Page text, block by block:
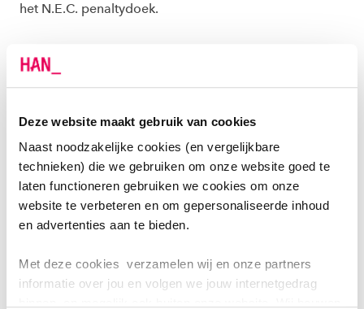
Deze website maakt gebruik van cookies
Naast noodzakelijke cookies (en vergelijkbare
technieken) die we gebruiken om onze website goed te
laten functioneren gebruiken we cookies om onze
website te verbeteren en om gepersonaliseerde inhoud
en advertenties aan te bieden.
Met deze cookies verzamelen wij en onze partners
informatie over jou en volgen we jouw internetgedrag
het N.E.C. penaltydoek.
ontdekken in interactieve workshops van NXP,
spinner of maak een fruitbatterij en laat een lamp
branden. Voor puzzel en escaperoom liefhebbers is er
in LUX de ADHD Escape – De Grote Uitzending van
Donders Institute & Radboudumc (vooraf reserveren).
Op de andere dagen (van zaterdag 18 tm woensdag
programma voor kinderen en jongeren, met onder
andere muziek, verhalen, experimenten en workshops.